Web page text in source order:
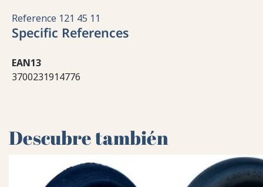
Reference 121 45 11
Specific References
EAN13
3700231914776
Descubre también